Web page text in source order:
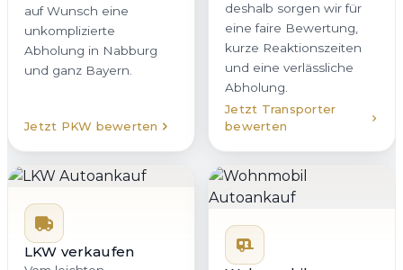
auf Wunsch eine
unkomplizierte
Abholung in Nabburg
und ganz Bayern.
Jetzt PKW bewerten
deshalb sorgen wir für
eine faire Bewertung,
kurze Reaktionszeiten
und eine verlässliche
Abholung.
Jetzt Transporter
bewerten
LKW verkaufen